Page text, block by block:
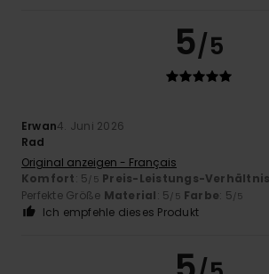
5/5
Erwan4. Juni 2026
Rad
Original anzeigen - Français
Komfort: 5 /5 Preis-Leistungs-Verhältnis
Perfekte Größe Material: 5 /5 Farbe: 5 /5
Ich empfehle dieses Produkt